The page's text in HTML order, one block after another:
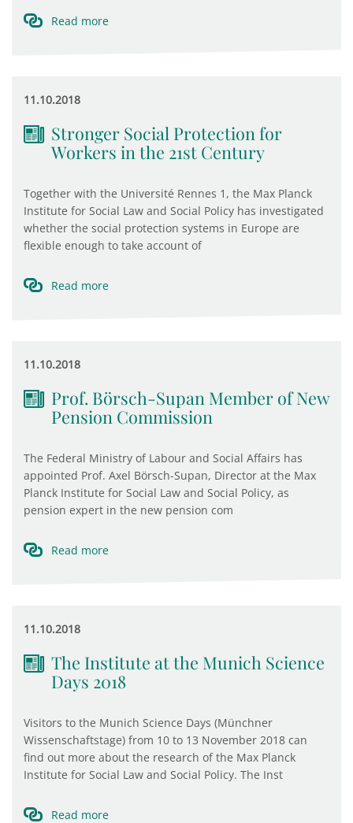
Read more
11.10.2018
Stronger Social Protection for
Workers in the 21st Century
Together with the Université Rennes 1, the Max Planck
Institute for Social Law and Social Policy has investigated
whether the social protection systems in Europe are
flexible enough to take account of
Read more
11.10.2018
Prof. Börsch-Supan Member of New
Pension Commission
The Federal Ministry of Labour and Social Affairs has
appointed Prof. Axel Börsch-Supan, Director at the Max
Planck Institute for Social Law and Social Policy, as
pension expert in the new pension com
Read more
11.10.2018
The Institute at the Munich Science
Days 2018
Visitors to the Munich Science Days (Münchner
Wissenschaftstage) from 10 to 13 November 2018 can
find out more about the research of the Max Planck
Institute for Social Law and Social Policy. The Inst
Read more